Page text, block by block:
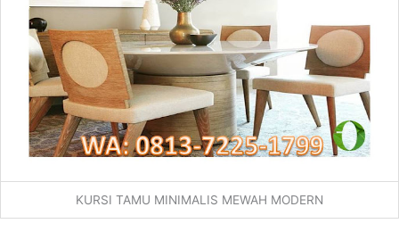
KURSI TAMU MINIMALIS MEWAH MODERN